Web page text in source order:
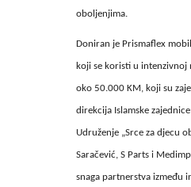
oboljenjima.
Doniran je Prismaflex
koji se koristi u
oko 50.000 KM, koji su
direkcija Islamske
Udruženje „Srce za djecu
Saračević, S Parts i
snaga partnerstva između